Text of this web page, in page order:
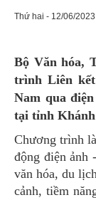
Thứ hai - 12/06/
Bộ Văn hóa,
trình Liên
Nam qua
tại tỉnh
Chương trình
động điện ảnh
văn hóa, du
cảnh, tiềm